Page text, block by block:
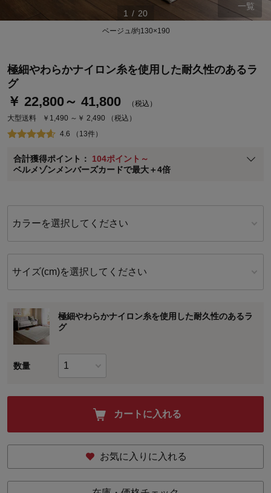
ベージュ/約130×190
1 / 20
一覧
極細やわらかナイロン糸を使用した耐久性のあるラ
グ
￥ 22,800～ 41,800
（税込）
大型送料
￥1,490 ～￥ 2,490
（税込）
4.6 （13件）
合計獲得ポイント： 104ポイント～
ベルメゾンメンバーズカードで最大＋4倍
ステージが上がれば送料無料・返品引取無料！
ベルメゾンご優待サービスについて
即時入会なら更に500円OFFクーポンプレゼント
※メンバーズカードの加算ポイントはステージ倍率適用前の基本ポイント
に対して適用されます。
カラーを選択してください
サイズ(cm)を選択してください
極細やわらかナイロン糸を使用した耐久性のあるラ
グ
数量
カートに入れる
お気に入りに入れる